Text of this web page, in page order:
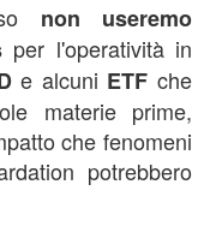
non useremo
per l'operatività in
e alcuni ETF che
materie prime,
che fenomeni
potrebbero